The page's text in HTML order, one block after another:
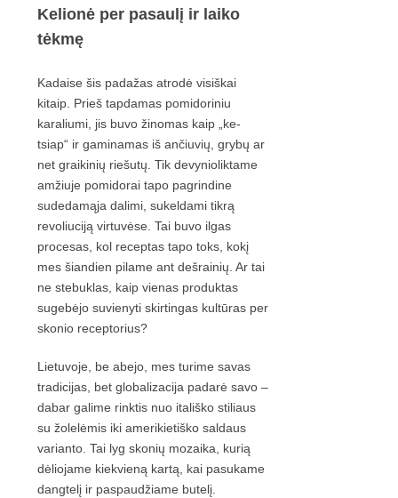
Kelionė per pasaulį ir laiko
tėkmę
Kadaise šis padažas atrodė visiškai
kitaip. Prieš tapdamas pomidoriniu
karaliumi, jis buvo žinomas kaip „ke-
tsiap“ ir gaminamas iš ančiuvių, grybų ar
net graikinių riešutų. Tik devynioliktame
amžiuje pomidorai tapo pagrindine
sudedamąja dalimi, sukeldami tikrą
revoliuciją virtuvėse. Tai buvo ilgas
procesas, kol receptas tapo toks, kokį
mes šiandien pilame ant dešrainių. Ar tai
ne stebuklas, kaip vienas produktas
sugebėjo suvienyti skirtingas kultūras per
skonio receptorius?
Lietuvoje, be abejo, mes turime savas
tradicijas, bet globalizacija padarė savo –
dabar galime rinktis nuo itališko stiliaus
su žolelėmis iki amerikietiško saldaus
varianto. Tai lyg skonių mozaika, kurią
dėliojame kiekvieną kartą, kai pasukame
dangtelį ir paspaudžiame butelį.